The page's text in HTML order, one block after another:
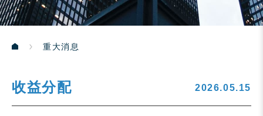
重大消息
收益分配 2026.05.15